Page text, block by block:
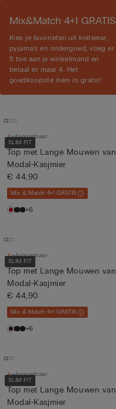
Mix&Match 4+1 GRATIS
Kies je favorieten uit knitwear,
pyjama's en ondergoed, voeg er
5 toe aan je winkelmand en
betaal er maar 4. Het
goedkoopste item is gratis!
SLIM FIT
Aanpasbaar
Top met Lange Mouwen van
Modal-Kasjmier
€ 44,90
Mix & Match 4+1 GRATIS
+6
SLIM FIT
Aanpasbaar
Top met Lange Mouwen van
Modal-Kasjmier
€ 44,90
Mix & Match 4+1 GRATIS
+6
SLIM FIT
Aanpasbaar
Top met Lange Mouwen van
Modal-Kasjmier